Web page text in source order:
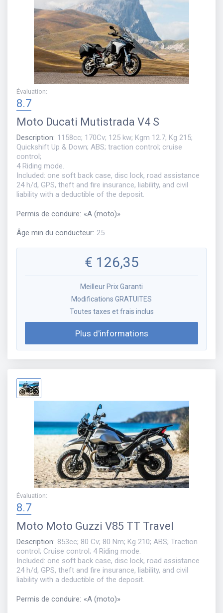
Évaluation:
8.7
Moto Ducati Mutistrada V4 S
Description: 1158cc; 170Cv; 125 kw; Kgm 12.7; Kg 215;
Quickshift Up & Down; ABS; traction control; cruise
control;
4 Riding mode.
Included: one soft back case, disc lock, road assistance
24 h/d, GPS, theft and fire insurance, liability, and civil
liability with a deductible of the deposit.
Permis de conduire: «A (moto)»
Âge min du conducteur: 25
€ 126,35
Meilleur Prix Garanti
Modifications GRATUITES
Toutes taxes et frais inclus
Plus d'informations
Évaluation:
8.7
Moto Moto Guzzi V85 TT Travel
Description: 853cc; 80 Cv; 80 Nm; Kg 210; ABS; Traction
control; Cruise control; 4 Riding mode.
Included: one soft back case, disc lock, road assistance
24 h/d, GPS, theft and fire insurance, liability, and civil
liability with a deductible of the deposit.
Permis de conduire: «A (moto)»